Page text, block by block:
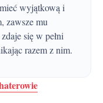
zawsze mu
się w pełni
razem z nim.